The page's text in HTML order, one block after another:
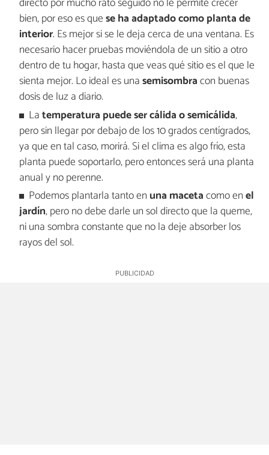
directo por mucho rato seguido no le permite crecer
bien, por eso es quese ha adaptado como planta de
interior. Es mejor si se le deja cerca de una ventana. Es
necesario hacer pruebas moviéndola de un sitio a otro
dentro de tu hogar, hasta que veas qué sitio es el que le
sienta mejor. Lo ideal es unasemisombracon buenas
dosis de luz a diario.
Latemperatura puede ser cálida o semicálida,
pero sin llegar por debajo de los 10 grados centígrados,
ya que en tal caso, morirá. Si el clima es algo frío, esta
planta puede soportarlo, pero entonces será una planta
anual y no perenne.
Podemos plantarla tanto en una macetacomo enel
jardín, pero no debe darle un sol directo que la queme,
ni una sombra constante que no la deje absorber los
rayos del sol.